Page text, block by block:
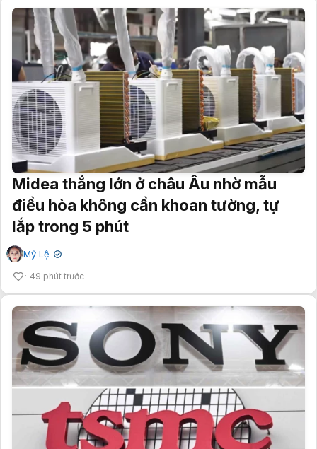
Midea thắng lớn ở châu Âu nhờ mẫu
điều hòa không cần khoan tường, tự
lắp trong 5 phút
Mỹ Lệ ✔
49 phút trước